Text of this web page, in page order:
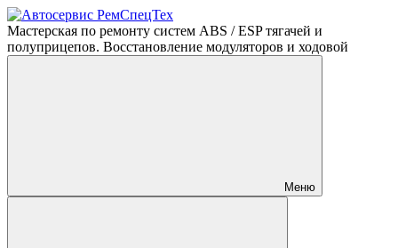
Мастерская по ремонту систем ABS / ESP тягачей и
полуприцепов. Восстановление модуляторов и ходовой
Меню